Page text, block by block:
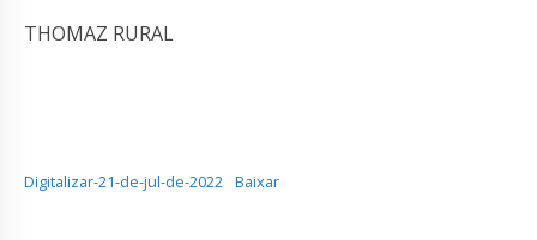
THOMAZ RURAL
Digitalizar-21-de-jul-de-2022 Baixar